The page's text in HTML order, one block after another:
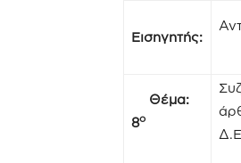
Εισηγητής:
Θέμα:
8ο